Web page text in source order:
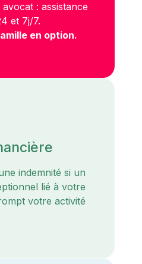
: assistance
et 7j/7.
en option.
indemnité si un
lié à votre
votre activité